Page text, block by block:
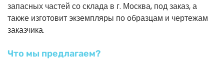
запасных частей со склада в г. Москва, под заказ, а
также изготовит экземпляры по образцам и чертежам
заказчика.
Что мы предлагаем?